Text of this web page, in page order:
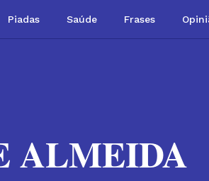
Piadas Saúde Frases
ALMEIDA